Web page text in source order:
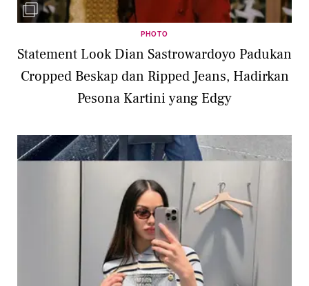
PHOTO
Statement Look Dian Sastrowardoyo Padukan
Cropped Beskap dan Ripped Jeans, Hadirkan
Pesona Kartini yang Edgy